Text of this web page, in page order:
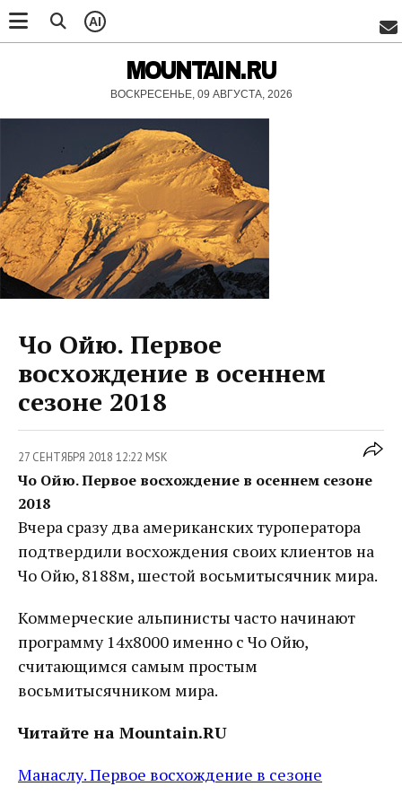
AI
MOUNTAIN.RU
ВОСКРЕСЕНЬЕ, 09 АВГУСТА, 2026
Чо Ойю. Первое
восхождение в осеннем
сезоне 2018
27 СЕНТЯБРЯ 2018 12:22 MSK
Чо Ойю. Первое восхождение в осеннем сезоне
2018
Вчера сразу два американских туроператора
подтвердили восхождения своих клиентов на
Чо Ойю, 8188м, шестой восьмитысячник мира.
Коммерческие альпинисты часто начинают
программу 14х8000 именно с Чо Ойю,
считающимся самым простым
восьмитысячником мира.
Читайте на Mountain.RU
Манаслу. Первое восхождение в сезоне